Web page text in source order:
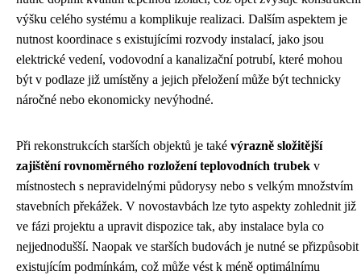
výšku celého systému a komplikuje realizaci. Dalším aspektem je
nutnost koordinace s existujícími rozvody instalací, jako jsou
elektrické vedení, vodovodní a kanalizační potrubí, které mohou
být v podlaze již umístěny a jejich přeložení může být technicky
náročné nebo ekonomicky nevýhodné.
Při rekonstrukcích starších objektů je také výrazně složitější
zajištění rovnoměrného rozložení teplovodních trubek v
místnostech s nepravidelnými půdorysy nebo s velkým množstvím
stavebních překážek. V novostavbách lze tyto aspekty zohlednit již
ve fázi projektu a upravit dispozice tak, aby instalace byla co
nejjednodušší. Naopak ve starších budovách je nutné se přizpůsobit
existujícím podmínkám, což může vést k méně optimálnímu